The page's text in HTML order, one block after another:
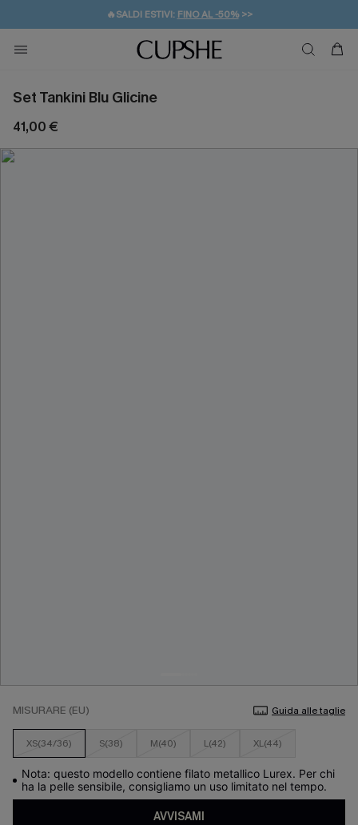
🔥SALDI ESTIVI: FINO AL -50%>>
🚚SPEDIZIONE GRATUITA DA 49€
💌REGALO PER I NUOVI: 20% DI SCONTO*
Set Tankini Blu Glicine
41,00 €
MISURARE (EU) Guida alle taglie
XS(34/36) S(38) M(40) L(42) XL(44)
Nota: questo modello contiene filato metallico Lurex. Per chi
ha la pelle sensibile, consigliamo un uso limitato nel tempo.
AVVISAMI